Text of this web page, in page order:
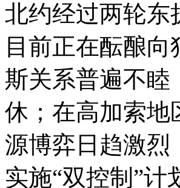
北约经过两轮东
目前正在酝酿
斯关系普遍不睦
休；在高加索地
源博弈日趋激烈
实施“双控制”